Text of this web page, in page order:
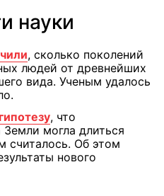
науки
, сколько поколений
людей от древнейших
вида. Ученым удалось
, что
Земли могла длиться
считалось. Об этом
нового